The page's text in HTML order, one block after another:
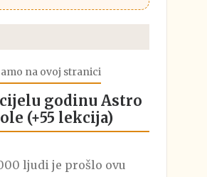
na ovoj stranici
godinu Astro
(+55 lekcija)
ljudi je prošlo ovu